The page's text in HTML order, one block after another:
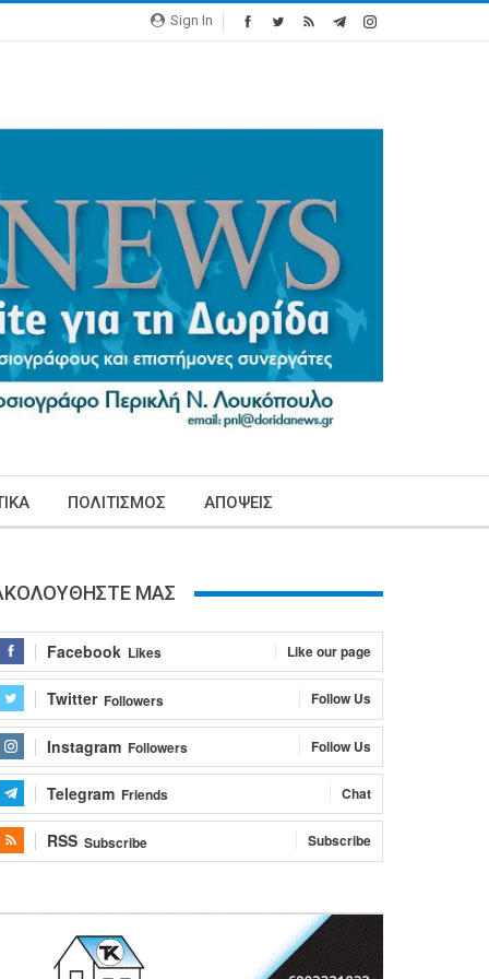
Sign In
ΠΟΛΙΤΙΣΜΟΣ ΑΠΟΨΕΙΣ
ΜΑΣ
Facebook Likes Like our page
Twitter Followers Follow Us
Instagram Followers Follow Us
Telegram Friends Chat
RSS Subscribe Subscribe